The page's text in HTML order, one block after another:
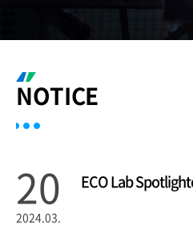
NOTICE
20
2024.03.